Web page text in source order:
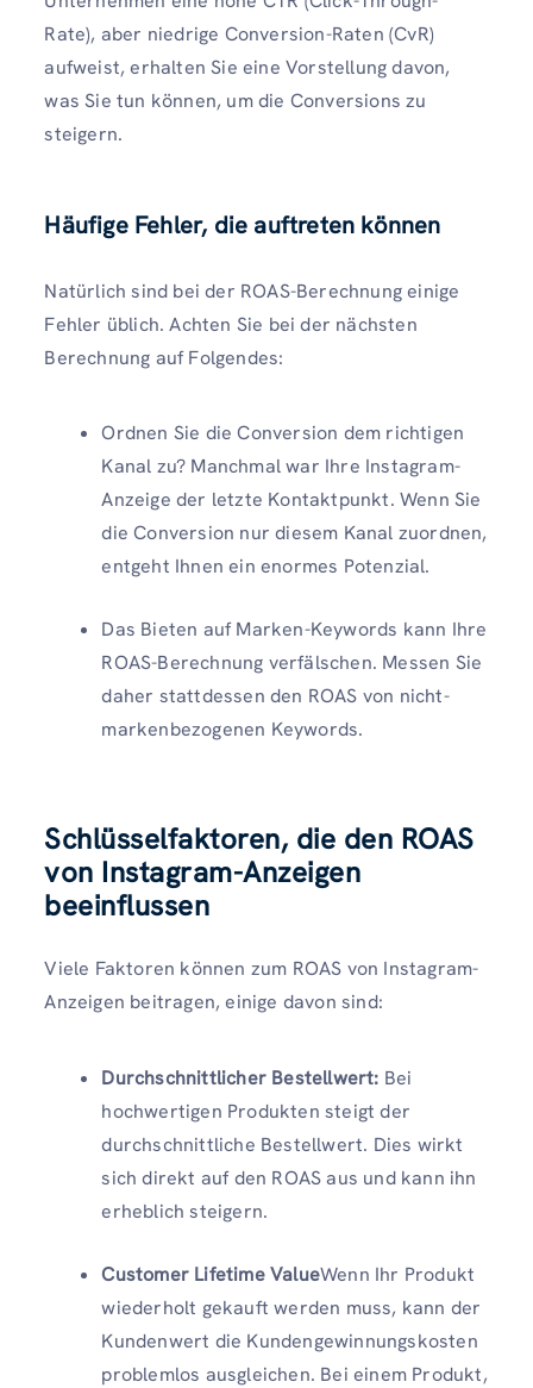
Rate), aber niedrige Conversion-Raten (CvR)
aufweist, erhalten Sie eine Vorstellung davon,
was Sie tun können, um die Conversions zu
steigern.
Häufige Fehler, die auftreten können
Natürlich sind bei der ROAS-Berechnung einige
Fehler üblich. Achten Sie bei der nächsten
Berechnung auf Folgendes:
Ordnen Sie die Conversion dem richtigen
Kanal zu? Manchmal war Ihre Instagram-
Anzeige der letzte Kontaktpunkt. Wenn Sie
die Conversion nur diesem Kanal zuordnen,
entgeht Ihnen ein enormes Potenzial.
Das Bieten auf Marken-Keywords kann Ihre
ROAS-Berechnung verfälschen. Messen Sie
daher stattdessen den ROAS von nicht-
markenbezogenen Keywords.
Schlüsselfaktoren, die den ROAS
von Instagram-Anzeigen
beeinflussen
Viele Faktoren können zum ROAS von Instagram-
Anzeigen beitragen, einige davon sind:
Durchschnittlicher Bestellwert: Bei
hochwertigen Produkten steigt der
durchschnittliche Bestellwert. Dies wirkt
sich direkt auf den ROAS aus und kann ihn
erheblich steigern.
Customer Lifetime ValueWenn Ihr Produkt
wiederholt gekauft werden muss, kann der
Kundenwert die Kundengewinnungskosten
problemlos ausgleichen. Bei einem Produkt,